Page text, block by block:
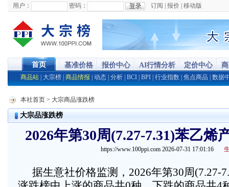
用户： 密码： 订阅 报价 移动版
首页 基准价格 报价中心 AI行情分析 定价中心
商品站 大宗榜 商品情报 动态 分析 BCI BPI 行业指数 焦点商品 数据
本社首页 > 大宗商品涨跌榜
大宗品涨跌榜
2026年第30周(7.27-7.31)苯乙烯
https://www.100ppi.com 2026-07-31 17:01:16
据生意社价格监测，2026年第30周(7.27-